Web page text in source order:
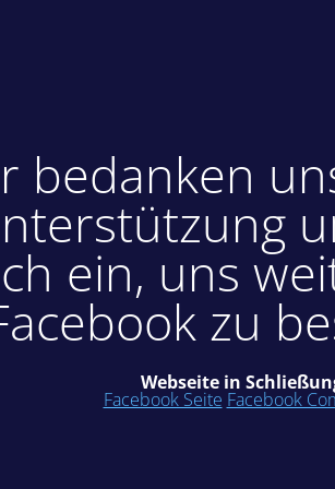
bedanken
ein, uns
zu
Webseite in
Facebook Seite Facebook